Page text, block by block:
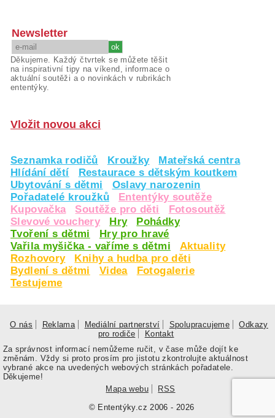
Newsletter
Děkujeme. Každý čtvrtek se můžete těšit
na inspirativní tipy na víkend, informace o
aktuální soutěži a o novinkách v rubrikách
ententýky.
Vložit novou akci
Seznamka rodičů Kroužky
Mateřská centra
Hlídání dětí
Restaurace s dětským koutkem
Ubytování s dětmi
Oslavy narozenin
Pořadatelé kroužků
Ententýky soutěže
Kupovačka
Soutěže pro děti
Fotosoutěž
Slevové vouchery
Hry
Pohádky
Tvoření s dětmi
Hry pro hravé
Vařila myšička - vaříme s dětmi
Aktuality
Rozhovory
Knihy a hudba pro děti
Bydlení s dětmi
Videa
Fotogalerie
Testujeme
O nás Reklama Mediální partnerství Spolupracujeme
Odkazy
pro rodiče
Kontakt
© Ententýky.cz 2006 - 2026
Za správnost informací nemůžeme ručit, v čase může dojít ke
změnám. Vždy si proto prosím pro jistotu zkontrolujte aktuálnost
vybrané akce na uvedených webových stránkách pořadatele.
Děkujeme!
Mapa webu
RSS